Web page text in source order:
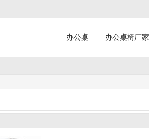
办公桌 办公桌椅厂家